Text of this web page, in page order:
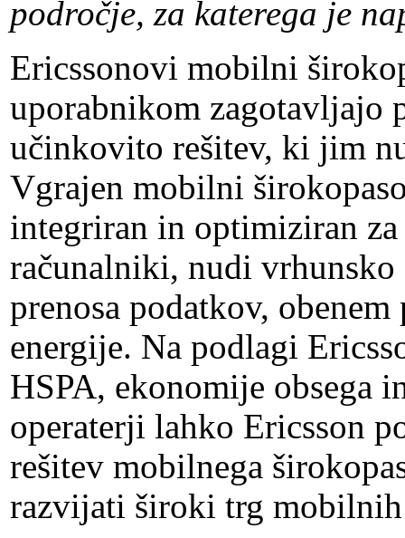
področje, za katerega je
Ericssonovi mobilni
uporabnikom zagotavljajo
učinkovito rešitev, ki jim
Vgrajen mobilni
integriran in optimiziran
računalniki, nudi
prenosa podatkov,
energije. Na podlagi
HSPA, ekonomije obsega
operaterji lahko Ericsson
rešitev mobilnega
razvijati široki trg